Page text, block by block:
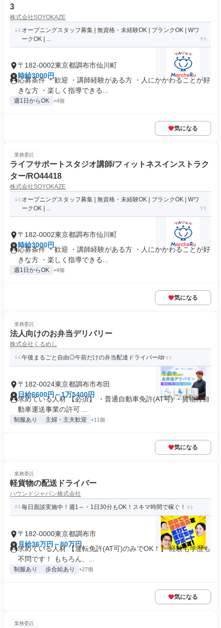
3
株式会社SOYOKAZE
オープニングスタッフ募集 | 無資格・未経験OK | ブランクOK | Wワ
ークOK | ...
〒182-0002東京都調布市仙川町
時給3000円
応募条件 ＊歓迎 ・講師経験がある方 ・人にかかわることが好
きな方 ・楽しく指導できる...
週1日からOK +4個
気になる
業務委託
ライフサポートスタジオ講師/フィットネスインストラク
ター/RO44418
株式会社SOYOKAZE
オープニングスタッフ募集 | 無資格・未経験OK | ブランクOK | Wワ
ークOK | ...
〒182-0002東京都調布市仙川町
時給3000円
応募条件 ＊歓迎 ・講師経験がある方 ・人にかかわることが好
きな方 ・楽しく指導できる...
週1日からOK +4個
気になる
業務委託
法人向けのお弁当デリバリー
株式会社くるめし
午後まるごと自由◎午前だけの弁当配達ドライバー/dr
〒182-0024東京都調布市布田
日給6600円～1万5400円
求めている人材 【必須】 ・普通自動車免許(AT可) ・貨物軽自
動車運送事業の許可 ...
制服あり 主婦・主夫歓迎 +11個
気になる
業務委託
軽貨物の配送ドライバー
ハウンドジャパン株式会社
毎日面談実施中！週1～・1日30分もOK！スキマ時間で稼ぐ！
〒182-0000東京都調布市
月給36万円～80万円
求めている人材 【運転免許(AT可)のみでOK！】 経験も学歴も
不問です！ もちろん、...
制服あり 歩合給あり +27個
気になる
業務委託